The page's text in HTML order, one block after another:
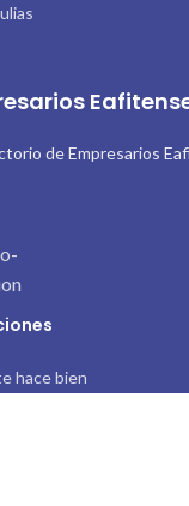
de Empresarios
hace bien